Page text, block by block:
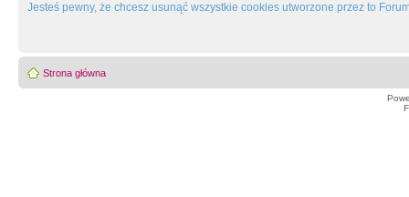
Jesteś pewny, że chcesz usunąć wszystkie cookies utworzone przez to
Strona główna